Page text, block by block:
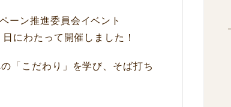
ーン推進委員会イベント
にわたって開催しました！
「こだわり」を学び、そば打ち